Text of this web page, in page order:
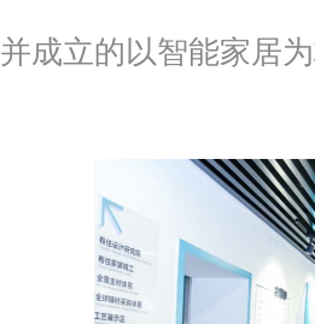
并成立的以智能家居